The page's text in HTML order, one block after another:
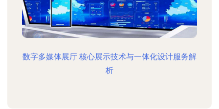
数字多媒体展厅 核心展示技术与一体化设计服务解
析